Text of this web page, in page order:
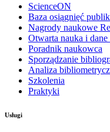
ScienceON
Baza osiągnięć
Nagrody naukowe
Otwarta nauka i dane
Poradnik naukowca
Sporządzanie
Analiza
Szkolenia
Praktyki
Usługi